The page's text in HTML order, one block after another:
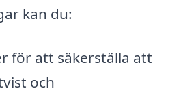
kan du:
för att säkerställa att
och